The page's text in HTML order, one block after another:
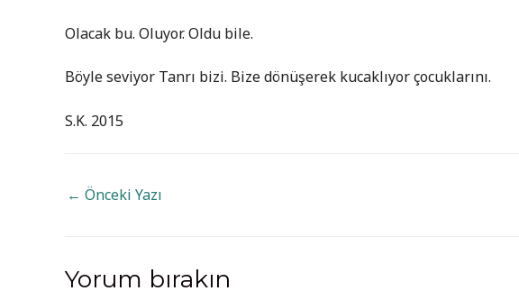
Olacak bu. Oluyor. Oldu bile.
Böyle seviyor Tanrı bizi. Bize dönüşerek kucaklıyor çocuklarını.
S.K. 2015
YAZI
← Önceki Yazı
Yorum bırakın